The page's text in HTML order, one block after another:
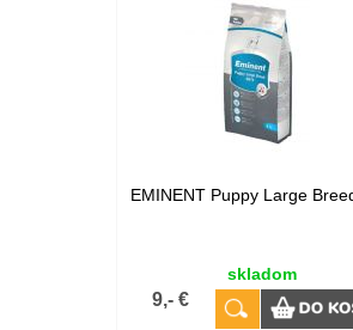
EMINENT Puppy Large
skladom
9,- €